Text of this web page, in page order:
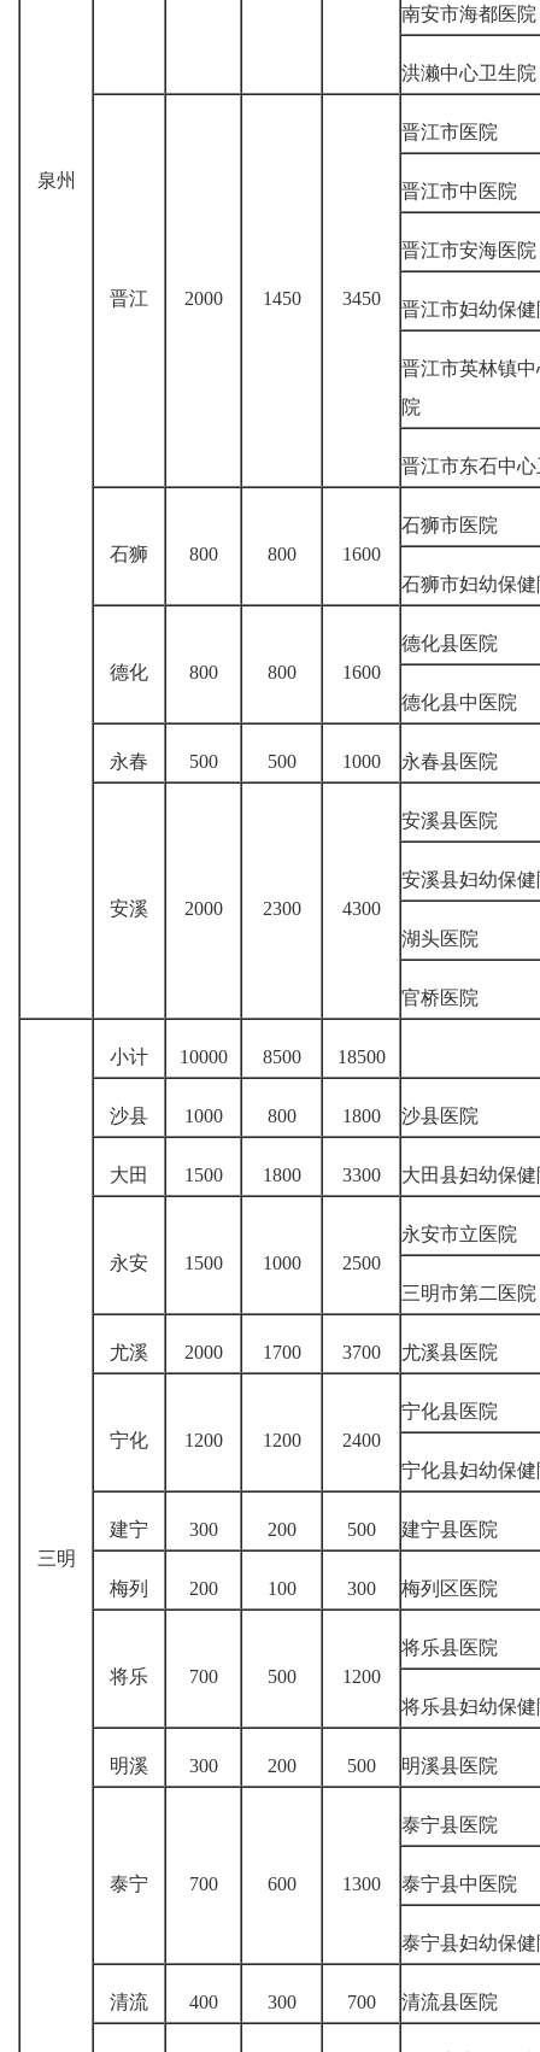
泉州
南安市海都医院
洪濑中心卫生院
晋江 2000 1450 3450
晋江市医院
晋江市中医院
晋江市安海医院
晋江市妇幼保健
晋江市英林镇
院
晋江市东石中
石狮 800 800 1600
石狮市医院
石狮市妇幼保健
德化 800 800 1600
德化县医院
德化县中医院
永春 500 500 1000 永春县医院
安溪 2000 2300 4300
安溪县医院
安溪县妇幼保健
湖头医院
官桥医院
三明
小计 10000 8500 18500
沙县 1000 800 1800 沙县医院
大田 1500 1800 3300 大田县妇幼保健
永安 1500 1000 2500
永安市立医院
三明市第二医院
尤溪 2000 1700 3700 尤溪县医院
宁化 1200 1200 2400
宁化县医院
宁化县妇幼保健
建宁 300 200 500 建宁县医院
梅列 200 100 300 梅列区医院
将乐 700 500 1200
将乐县医院
将乐县妇幼保健
明溪 300 200 500 明溪县医院
泰宁 700 600 1300
泰宁县医院
泰宁县中医院
泰宁县妇幼保健
清流 400 300 700 清流县医院